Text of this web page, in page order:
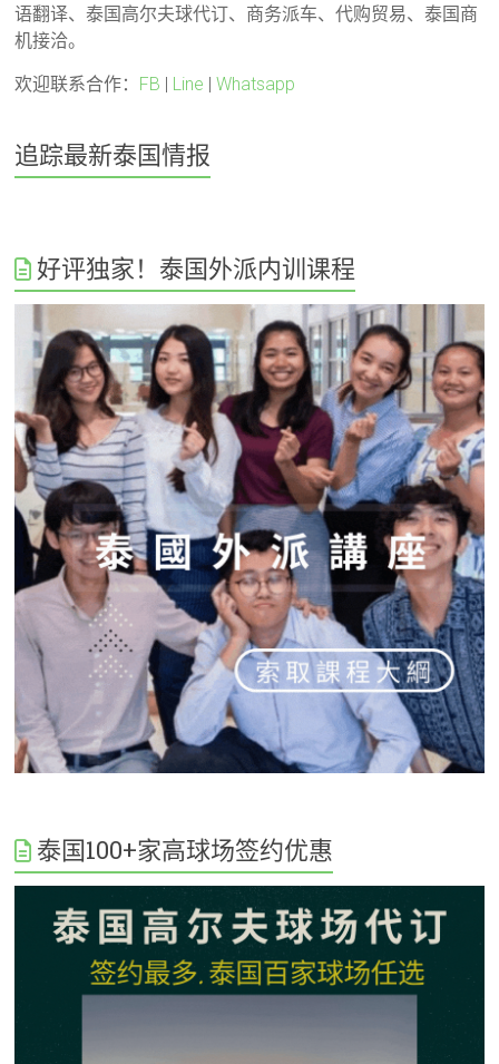
语翻译、泰国高尔夫球代订、商务派车、代购贸易、泰国商
机接洽。
欢迎联系合作： FB | Line |Whatsapp
追踪最新泰国情报
好评独家！泰国外派内训课程
泰国100+家高球场签约优惠